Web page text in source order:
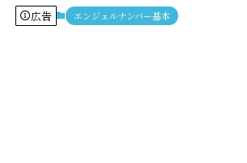
広告 エンジェルナンバー基本